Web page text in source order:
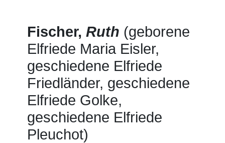
Fischer, Ruth (geborene
Elfriede Maria Eisler,
geschiedene Elfriede
Friedländer, geschiedene
Elfriede Golke,
geschiedene Elfriede
Pleuchot)